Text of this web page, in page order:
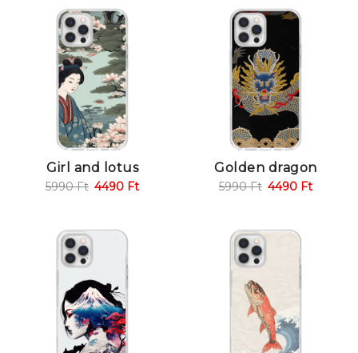
Girl and lotus
5990Ft 4490 Ft
Golden dragon
5990Ft 4490 Ft